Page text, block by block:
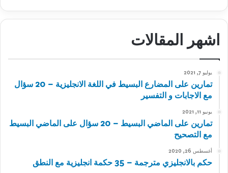
اشهر المقالات
يوليو 7, 2021
تمارين على المضارع البسيط في اللغة الانجليزية – 20 سؤال
مع الاجابات و التفسير
يونيو 11, 2021
تمارين على الماضي البسيط – 20 سؤال على الماضي البسيط
مع التصحيح
أغسطس 26, 2020
حكم بالانجليزي مترجمة – 35 حكمة انجليزية مع النطق